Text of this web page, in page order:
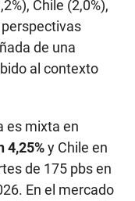
Chile (2,0%),
perspectivas
de una
al contexto
es mixta en
4,25%y Chile en
de 175 pbs en
En el mercado